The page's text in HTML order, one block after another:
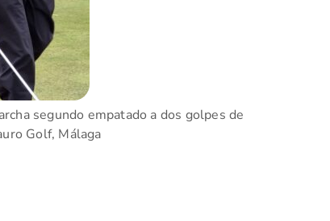
segundo empatado a dos golpes de
Golf, Málaga